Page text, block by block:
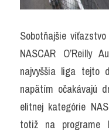
Sobotňajšie
NASCAR O’Reilly
najvyššia liga tejto
napätím očakávajú
elitnej kategórie
totiž na programe